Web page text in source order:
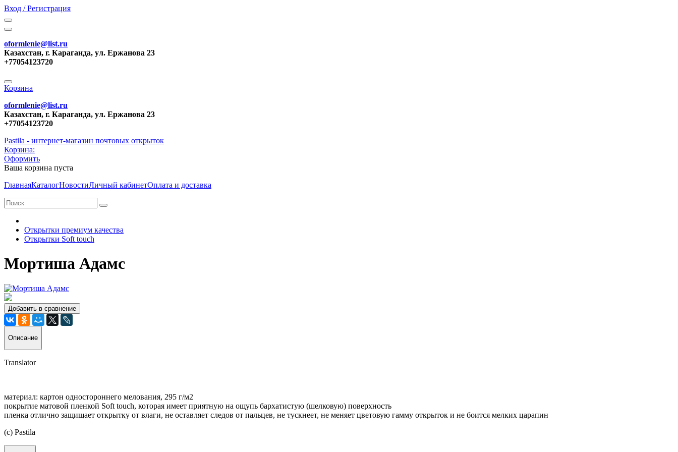
Вход / Регистрация
oformlenie@list.ru
Казахстан, г. Караганда, ул. Ержанова 23
+77054123720
Корзина
oformlenie@list.ru
Казахстан, г. Караганда, ул. Ержанова 23
+77054123720
Pastila - интернет-магазин почтовых открыток
Корзина:
Оформить
Ваша корзина пуста
ГлавнаяКаталогНовостиЛичный кабинетОплата и доставка
Открытки премиум качества
Открытки Soft touch
Мортиша Адамс
Добавить в сравнение
Описание
Translator
материал: картон одностороннего мелования, 295 г/м2
покрытие матовой пленкой Soft touch, которая имеет приятную на ощупь бархатистую (шелковую) поверхность
пленка отлично защищает открытку от влаги, не оставляет следов от пальцев, не тускнеет, не меняет цветовую гамму открыток и не боится мелких царапин
(c) Pastila